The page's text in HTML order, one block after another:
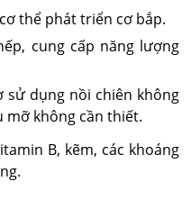
thể phát triển cơ bắp.
cung cấp năng lượng
dụng nồi chiên không
mỡ không cần thiết.
B, kẽm, các khoáng